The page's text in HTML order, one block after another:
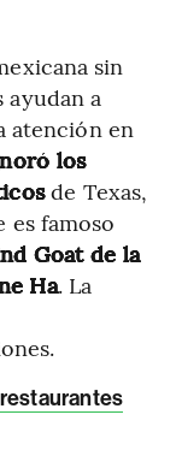
sin
ayudan a
atención en
los
de Texas,
famoso
Goat de la
Ha. La